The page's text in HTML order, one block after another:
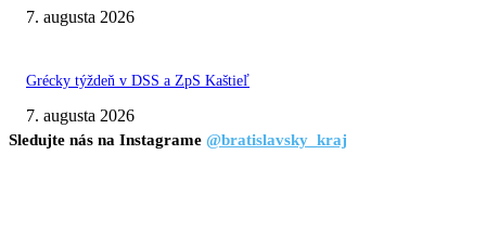
7. augusta 2026
Grécky týždeň v DSS a ZpS Kaštieľ
7. augusta 2026
Sledujte nás na Instagrame @bratislavsky_kraj